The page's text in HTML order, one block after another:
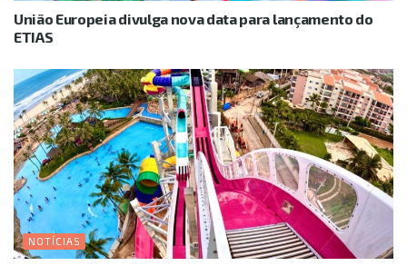
União Europeia divulga nova data para lançamento do
ETIAS
NOTÍCIAS